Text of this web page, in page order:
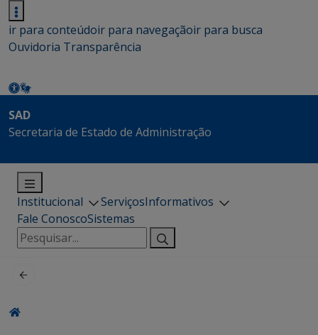
ir para conteúdoir para navegaçãoir para busca
Ouvidoria Transparência
SAD
Secretaria de Estado de Administração
Institucional ServiçosInformativos
Fale ConoscoSistemas
Pesquisar
por: